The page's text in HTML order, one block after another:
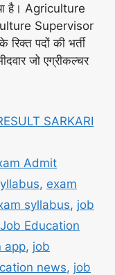
है। Agriculture
Supervisor
पदों की भर्ती
जो एग्रीकल्चर
SARKARI
Admit
, exam
syllabus, job
Job Education
app, job
news, job